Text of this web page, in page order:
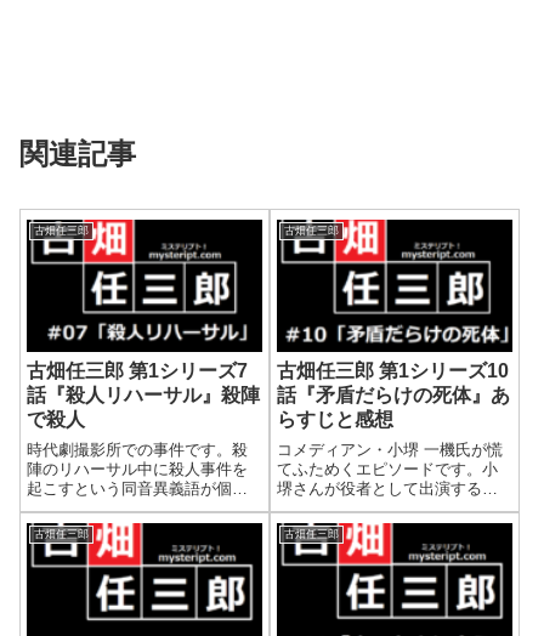
関連記事
古畑任三郎
古畑任三郎 第1シリーズ7
話『殺人リハーサル』殺陣
で殺人
時代劇撮影所での事件です。殺
陣のリハーサル中に殺人事件を
起こすという同音異義語が個人
的には大好きなネーミング。さ
て、田村正和氏は時代劇俳優で
もりました。本当は時代劇の撮
影所のことを知り尽くしている
のですが、素人を装って捜査し
ているという視点...
古畑任三郎
古畑任三郎 第1シリーズ10
話『矛盾だらけの死体』あ
らすじと感想
コメディアン・小堺 一機氏が慌
てふためくエピソードです。小
堺さんが役者として出演する作
品を見るのは初めてでしたが、
作品の傾向上、まるでコントを
見ているかのような印象を受け
ました。疑心暗鬼に陥ってしま
う犯人像が見事に描かれる面白
さがあります。...
古畑任三郎 古畑任三郎